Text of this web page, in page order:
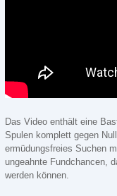
Das Video enthält eine
Spulen komplett gegen
ermüdungsfreies Suchen
ungeahnte Fundchancen,
werden können.